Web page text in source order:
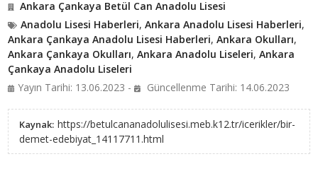
Ankara Çankaya Betül Can Anadolu Lisesi
Anadolu Lisesi Haberleri,Ankara Anadolu Lisesi Haberleri,
Ankara Çankaya Anadolu Lisesi Haberleri,Ankara Okulları,
Ankara Çankaya Okulları,Ankara Anadolu Liseleri,Ankara
Çankaya Anadolu Liseleri
Yayın Tarihi: 13.06.2023 -
Güncellenme Tarihi: 14.06.2023
Kaynak: https://betulcananadolulisesi.meb.k12.tr/icerikler/bir-
demet-edebiyat_14117711.html